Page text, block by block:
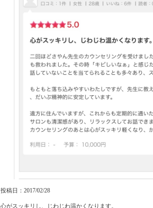
投稿日：2017/02/28
心がスッキリし、じわじわ温かくなります。